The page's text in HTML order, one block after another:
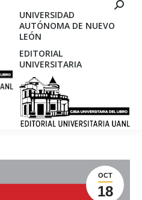
UNIVERSIDAD
AUTÓNOMA DE NUEVO
LEÓN
EDITORIAL
UNIVERSITARIA
OCT
18